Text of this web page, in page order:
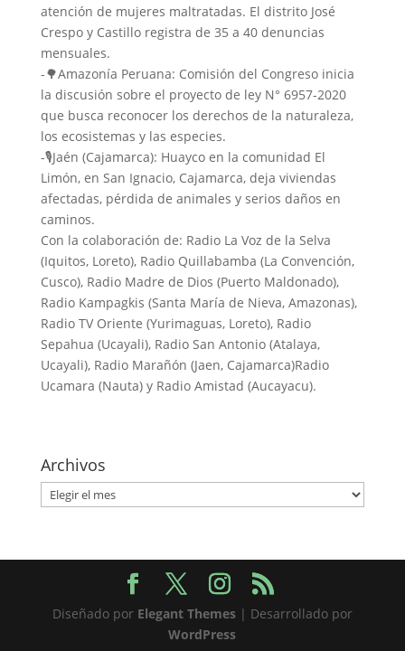
atención de mujeres maltratadas. El distrito José
Crespo y Castillo registra de 35 a 40 denuncias
mensuales.
-🌳Amazonía Peruana: Comisión del Congreso inicia
la discusión sobre el proyecto de ley N° 6957-2020
que busca reconocer los derechos de la naturaleza,
los ecosistemas y las especies.
-🎙️Jaén (Cajamarca): Huayco en la comunidad El
Limón, en San Ignacio, Cajamarca, deja viviendas
afectadas, pérdida de animales y serios daños en
caminos.
Con la colaboración de: Radio La Voz de la Selva
(Iquitos, Loreto), Radio Quillabamba (La Convención,
Cusco), Radio Madre de Dios (Puerto Maldonado),
Radio Kampagkis (Santa María de Nieva, Amazonas),
Radio TV Oriente (Yurimaguas, Loreto), Radio
Sepahua (Ucayali), Radio San Antonio (Atalaya,
Ucayali), Radio Marañón (Jaen, Cajamarca)Radio
Ucamara (Nauta) y Radio Amistad (Aucayacu).
Archivos
Archivos
Diseñado por Elegant Themes| Desarrollado por
WordPress